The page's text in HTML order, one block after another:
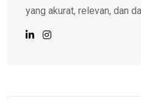
yang akurat, relevan, dan